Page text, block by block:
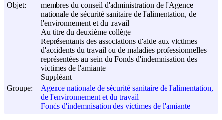
Objet:
membres du conseil d'administration de l'Agence
nationale de sécurité sanitaire de l'alimentation, de
l'environnement et du travail
Au titre du deuxième collège
Représentants des associations d'aide aux victimes
d'accidents du travail ou de maladies professionnelles
représentées au sein du Fonds d'indemnisation des
victimes de l'amiante
Suppléant
Groupe:
Agence nationale de sécurité sanitaire de l'alimentation,
de l'environnement et du travail
Fonds d'indemnisation des victimes de l'amiante